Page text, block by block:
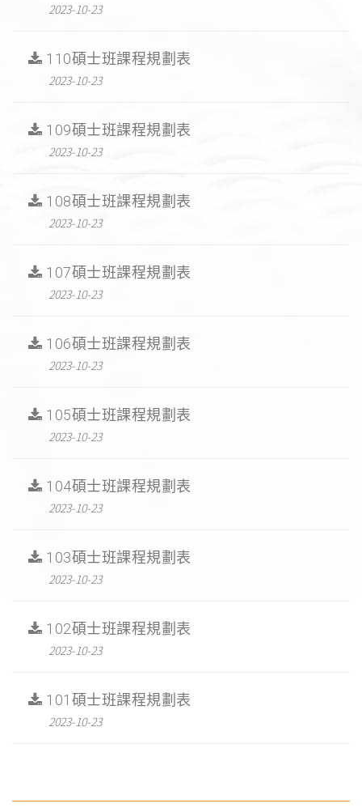
2023-10-23
110碩士班課程規劃表
2023-10-23
109碩士班課程規劃表
2023-10-23
108碩士班課程規劃表
2023-10-23
107碩士班課程規劃表
2023-10-23
106碩士班課程規劃表
2023-10-23
105碩士班課程規劃表
2023-10-23
104碩士班課程規劃表
2023-10-23
103碩士班課程規劃表
2023-10-23
102碩士班課程規劃表
2023-10-23
101碩士班課程規劃表
2023-10-23